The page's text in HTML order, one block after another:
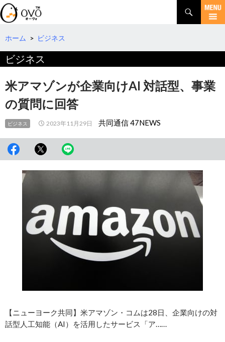
検
索
コ
テ
へ
移
動
ホーム > ビジネス
ビジネス
米アマゾンが企業向けAI 対話型、事業
の質問に回答
ビジネス 2023年11月29日 共同通信 47NEWS
【ニューヨーク共同】米アマゾン・コムは28日、企業向けの対
話型人工知能（AI）を活用したサービス「ア……